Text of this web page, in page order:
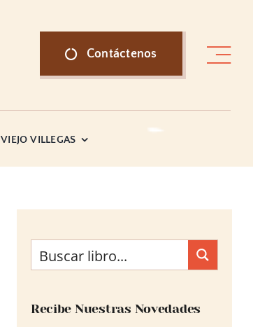
Contáctenos
VIEJO VILLEGAS
Recibe Nuestras Novedades